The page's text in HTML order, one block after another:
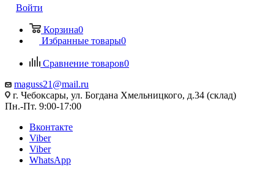
Войти
Корзина0
Избранные товары0
Сравнение товаров0
maguss21@mail.ru
г. Чебоксары, ул. Богдана Хмельницкого, д.34 (склад)
Пн.-Пт. 9:00-17:00
Вконтакте
Viber
Viber
WhatsApp